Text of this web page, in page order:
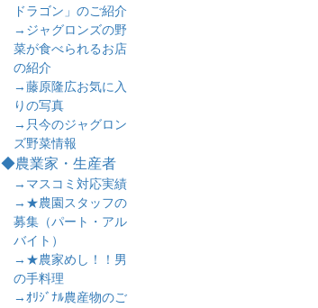
ドラゴン」のご紹介
→ジャグロンズの野
菜が食べられるお店
の紹介
→藤原隆広お気に入
りの写真
→只今のジャグロン
ズ野菜情報
◆農業家・生産者
→マスコミ対応実績
→★農園スタッフの
募集（パート・アル
バイト）
→★農家めし！！男
の手料理
→ｵﾘｼﾞﾅﾙ農産物のご